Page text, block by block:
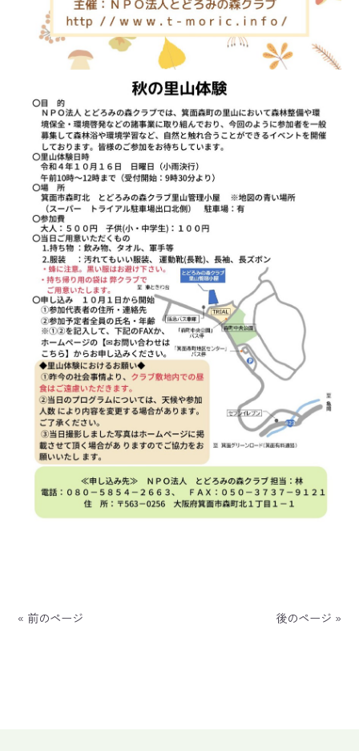
« 前のページ 後のページ »